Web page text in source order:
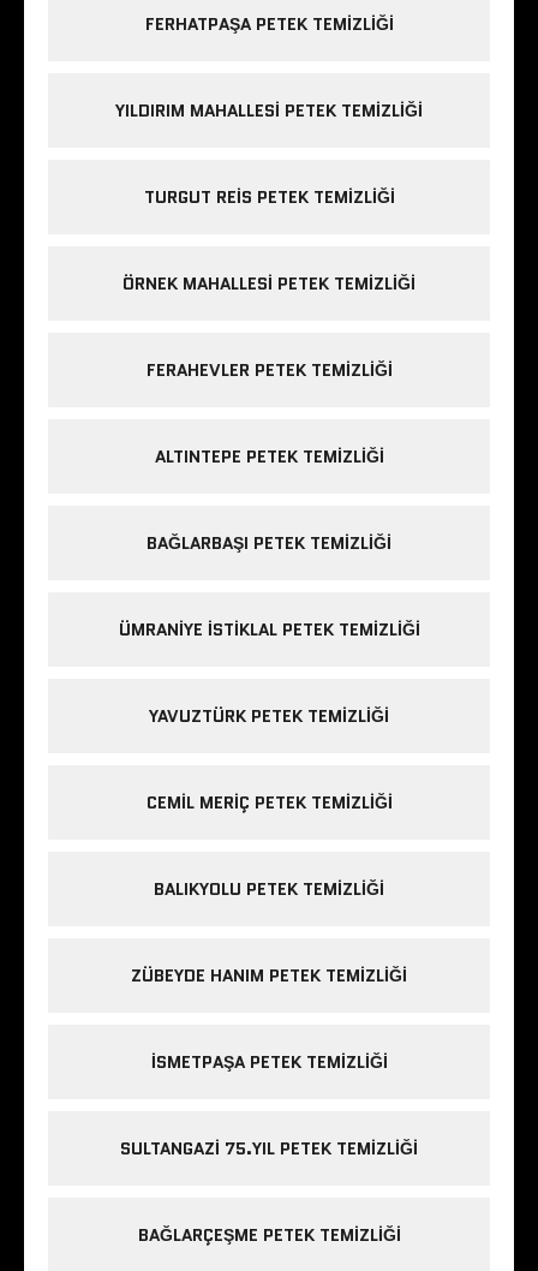
FERHATPAŞA PETEK TEMIZLIĞI
YILDIRIM MAHALLESI PETEK TEMIZLIĞI
TURGUT REIS PETEK TEMIZLIĞI
ÖRNEK MAHALLESI PETEK TEMIZLIĞI
FERAHEVLER PETEK TEMIZLIĞI
ALTINTEPE PETEK TEMIZLIĞI
BAĞLARBAŞI PETEK TEMIZLIĞI
ÜMRANIYE ISTIKLAL PETEK TEMIZLIĞI
YAVUZTÜRK PETEK TEMIZLIĞI
CEMIL MERIÇ PETEK TEMIZLIĞI
BALIKYOLU PETEK TEMIZLIĞI
ZÜBEYDE HANIM PETEK TEMIZLIĞI
ISMETPAŞA PETEK TEMIZLIĞI
SULTANGAZI 75.YIL PETEK TEMIZLIĞI
BAĞLARÇEŞME PETEK TEMIZLIĞI